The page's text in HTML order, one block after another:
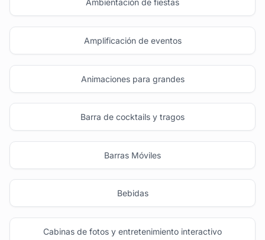
Ambientación de fiestas
Amplificación de eventos
Animaciones para grandes
Barra de cocktails y tragos
Barras Móviles
Bebidas
Cabinas de fotos y entretenimiento interactivo